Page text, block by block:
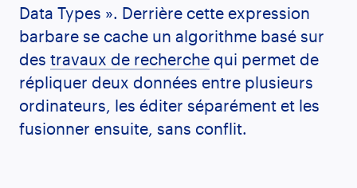
Data Types ». Derrière cette expression
barbare se cache un algorithme basé sur
des travaux de recherche qui permet de
répliquer deux données entre plusieurs
ordinateurs, les éditer séparément et les
fusionner ensuite, sans conflit.